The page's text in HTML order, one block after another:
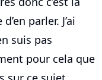
parler. J’ai
suis pas
pour cela que